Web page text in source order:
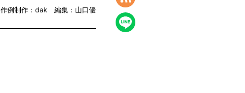
作例制作：dak 編集：山口優